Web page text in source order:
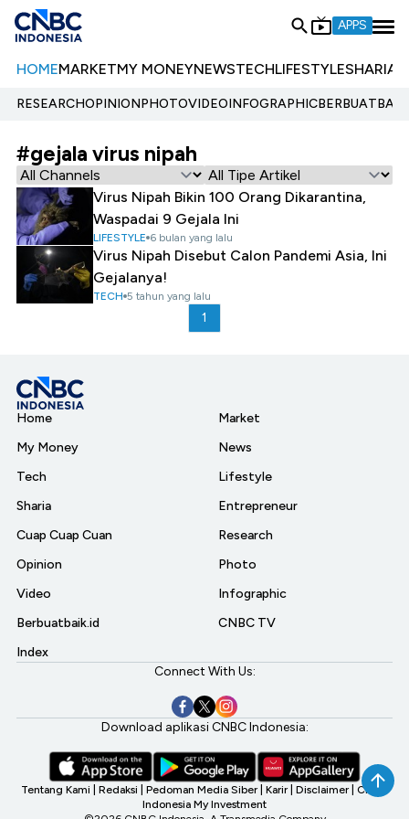
APPS
HOMEMARKETMY MONEYNEWSTECHLIFESTYLESHARIA
RESEARCHOPINIONPHOTOVIDEOINFOGRAPHIC
#gejala virus nipah
Virus Nipah Bikin 100 Orang Dikarantina,
Waspadai 9 Gejala Ini
LIFESTYLE 6 bulan yang lalu
Virus Nipah Disebut Calon Pandemi Asia, Ini
Gejalanya!
TECH 5 tahun yang lalu
1
Home
My Money
Tech
Sharia
Cuap Cuap Cuan
Opinion
Video
Berbuatbaik.id
Index
Market
News
Lifestyle
Entrepreneur
Research
Photo
Infographic
CNBC TV
Connect With Us:
Download aplikasi CNBC Indonesia:
Tentang Kami Redaksi Pedoman Media Siber Karir Disclaimer CNBC
Indonesia My Investment